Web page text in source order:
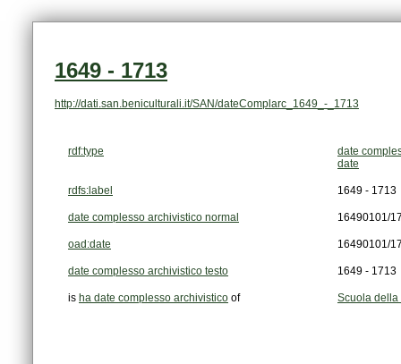
1649 - 1713
http://dati.san.beniculturali.it/SAN/dateComplarc_1649_-_1713
rdf:type
date
date
rdfs:label 1649 - 1713
date complesso archivistico normal 16490101/
oad:date 16490101/
date complesso archivistico testo 1649 - 1713
is ha date complesso archivistico of Scuola della